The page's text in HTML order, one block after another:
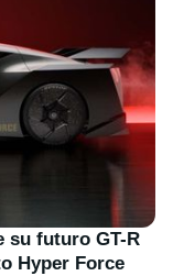
su futuro GT-R
Hyper Force